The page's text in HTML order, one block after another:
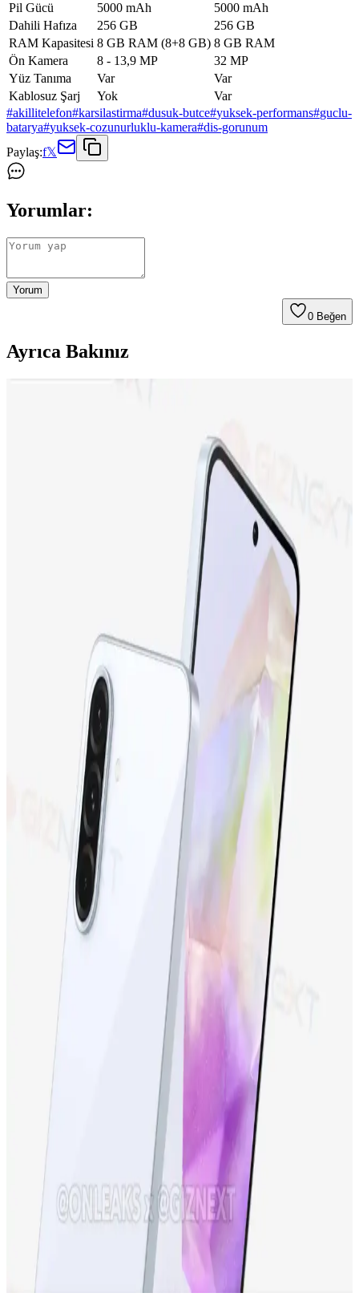
Pil Gücü
5000 mAh
5000 mAh
Dahili Hafıza
256 GB
256 GB
RAM Kapasitesi 8 GB RAM (8+8 GB) 8 GB RAM
Ön Kamera
8 - 13,9 MP
32 MP
Yüz Tanıma
Var
Var
Kablosuz Şarj
Yok
Var
#akillitelefon#karsilastirma#dusuk-butce#yuksek-performans#guclu-
batarya#yuksek-cozunurluklu-kamera#dis-gorunum
Paylaş:f𝕏
Yorumlar:
Yorum
0 Beğen
Ayrıca Bakınız
Neo dizüstü bilgisayar ve iPhone 17 arasındaki fiyat farkı, teknik
özellikler, miniaturizasyon zorlukları, üretim maliyetleri ve Apple'ın
pazar stratejileriyle şekilleniyor. Bu farkın detayları inceleniyor.
Apple iPhone 17 ve iPhone 15 Plus Karşılaştırması:
Özellikler ve Kullanıcı Yorumları
İki popüler iPhone modeli olan iPhone 17 ve iPhone 15 Plus'ın
ekran, kamera, batarya ve depolama özellikleri karşılaştırılıyor,
kullanıcı yorumlarıyla performans değerlendirmeleri sunuluyor.
Samsung Galaxy M13 İncelemesi: Ekonomik Fiyatlı
ve Gelişmiş Özelliklere Sahip Akıllı Telefon
Samsung Galaxy M13, uygun fiyatıyla dikkat çeken, geniş ekranı,
güçlü bataryası ve gelişmiş kamerasıyla günlük kullanım için ideal
bir akıllı telefon seçeneğidir.
Tecno Camon 19 Neo ve Tecno Spark 10
Karşılaştırması: Hangi Telefon Sizin İçin Uygun
Tecno Camon 19 Neo ve Tecno Spark 10'un özellikleri, kullanıcı
yorumları ve karşılaştırmasıyla, ihtiyaçlarınıza en uygun telefonu
Samsung Galaxy S24 Ultra: Yüksek Performans ve
Gelişmiş Kamera Özellikleriyle Yenilikçi Akıllı
Samsung Galaxy S24 Ultra, üstün kamera, yüksek performans ve
dayanıklı tasarımıyla öne çıkan en yeni akıllı telefon modeli.
Detaylar ve özellikler için inceleyin.
Samsung Galaxy S23 FE: Yüksek Performans ve
Uygun Fiyatlı Akıllı Telefon Seçenekleri
Samsung Galaxy S23 FE, yüksek performans, gelişmiş kamera ve
şık tasarımıyla uygun fiyatlı yeni nesil akıllı telefon. Günlük
kullanım ve profesyonel fotoğrafçılık için ideal seçenek.
iPhone 15 Pro ve Yeni Nesil Teknolojiler: Tasarım,
Performans ve Yenilikler
iPhone 15 Pro, gelişmiş ekran, güçlü işlemci ve yenilikçi kamera
özellikleriyle öne çıkıyor. Tasarım ve performans açısından yeni
standartlar belirleyen bu model, teknolojideki son trendleri
Samsung Galaxy A36 Özellikleri ve Kullanıcı
Deneyimleri Analizi
Samsung Galaxy A36, güçlü ekran, iyi kamera ve uzun pil ömrüyle
dikkat çeken uygun fiyatlı akıllı telefon. Güncel özellikleri ve
kullanıcı deneyimleri detaylarıyla inceleniyor.